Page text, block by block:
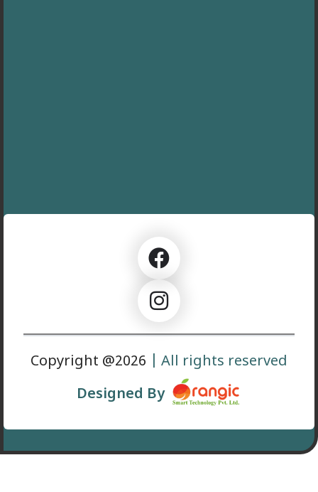
Copyright @2026 | All rights reserved
Designed By